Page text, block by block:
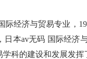
际经济与贸易专业，
日本av无码 国际经济
科的建设和发展发